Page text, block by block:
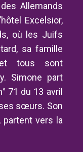
Allemands
Excelsior,
où les Juifs
sa famille
et tous sont
Simone part
71 du 13 avril
sœurs. Son
partent vers la